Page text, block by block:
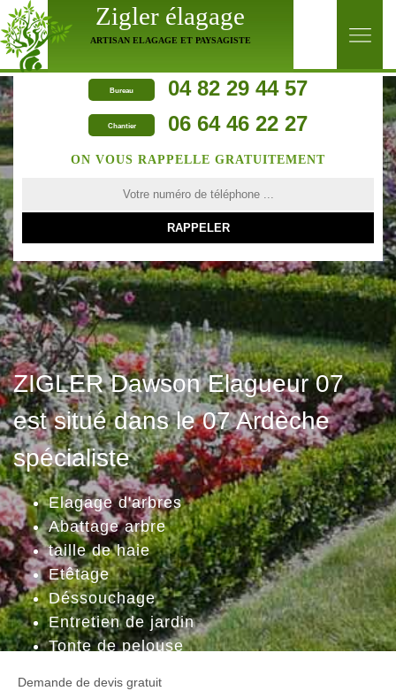
Zigler élagage
ARTISAN ELAGAGE ET PAYSAGISTE
Bureau 04 82 29 44 57
Chantier 06 64 46 22 27
ZIGLER Dawson Elagueur 07
est situé dans le 07 Ardèche
spécialiste
Elagage d'arbres
Abattage arbre
taille de haie
Etêtage
Déssouchage
Entretien de jardin
Tonte de pelouse
ON VOUS RAPPELLE GRATUITEMENT
Demande de devis gratuit